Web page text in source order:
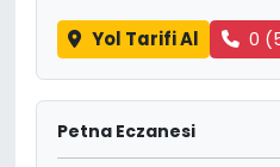
Yol Tarifi Al 0
Petna Eczanesi